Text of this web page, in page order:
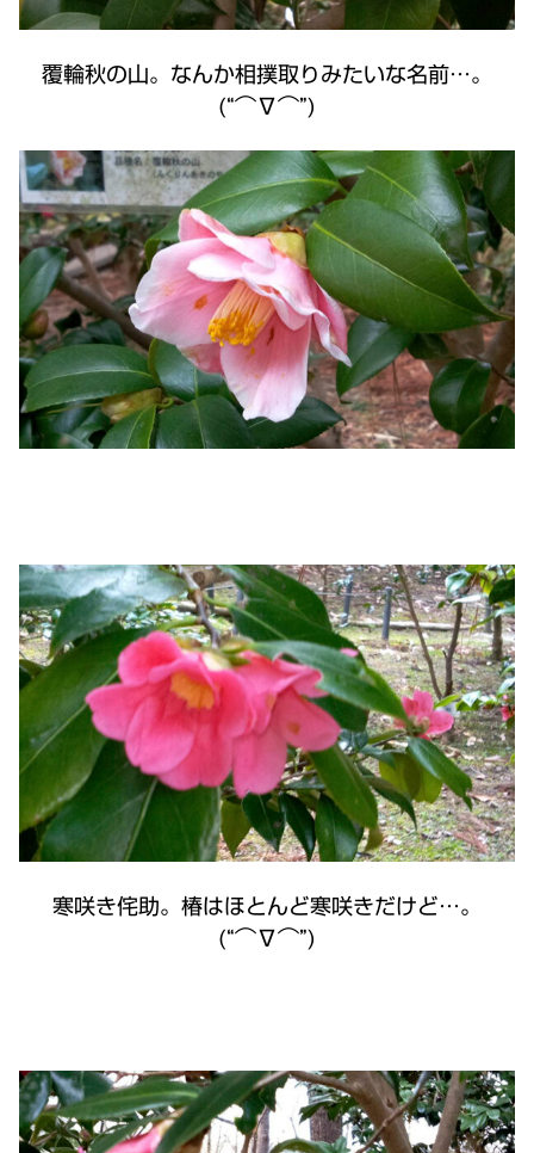
覆輪秋の山。なんか相撲取りみたいな名前…。
(“⌒∇⌒”)
寒咲き侘助。椿はほとんど寒咲きだけど…。
(“⌒∇⌒”)